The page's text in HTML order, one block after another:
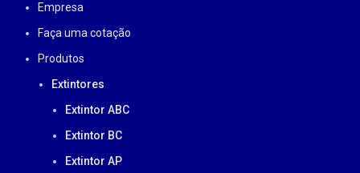
Empresa
Faça uma cotação
Produtos
Extintores
Extintor ABC
Extintor BC
Extintor AP